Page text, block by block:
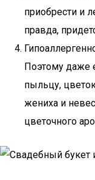
приобрести и
правда,
Поэтому даже
пыльцу,
жениха и
цветочного